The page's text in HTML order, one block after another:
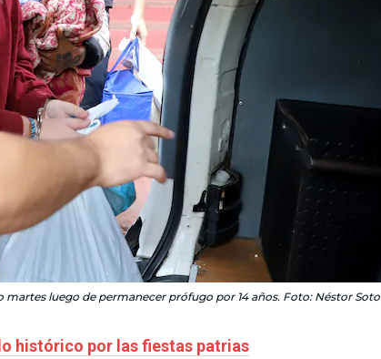
martes luego de permanecer prófugo por 14 años. Foto: Néstor Soto
histórico por las fiestas patrias